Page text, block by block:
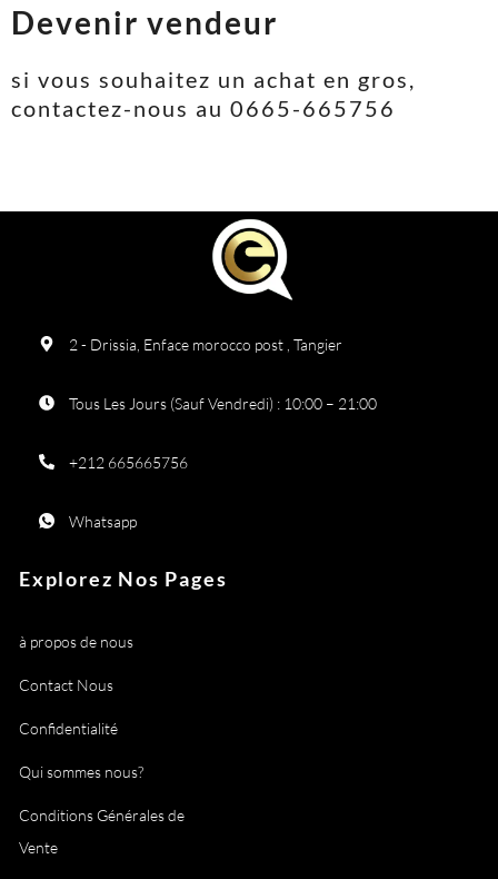
Devenir vendeur
si vous souhaitez un achat en gros,
contactez-nous au 0665-665756
2 - Drissia, Enface morocco post , Tangier
Tous Les Jours (Sauf Vendredi) : 10:00 – 21:00
+212 665665756
Whatsapp
Explorez Nos Pages
à propos de nous
Contact Nous
Confidentialité
Qui sommes nous?
Conditions Générales de
Vente